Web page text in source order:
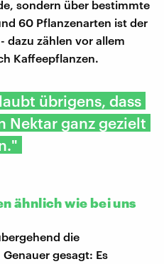
sondern über bestimmte
60 Pflanzenarten ist der
dazu zählen vor allem
Kaffeepflanzen.
übrigens, dass
Nektar ganz gezielt
ähnlich wie bei uns
die
gesagt: Es